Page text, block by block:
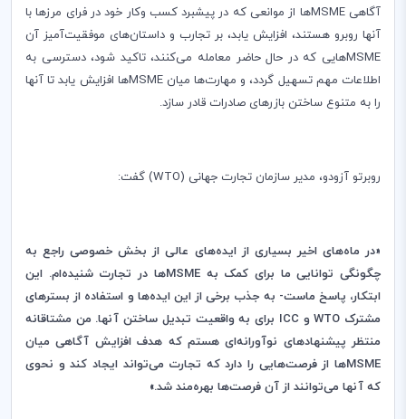
آگاهیMSMEها از موانعی که در پیشبرد کسب وکار خود در فرای مرزها با
آنها روبرو هستند، افزایش یابد، بر تجارب و داستان‌های موفقیت‌آمیز آن
MSMEهایی که در حال حاضر معامله می‌کنند، تاکید شود، دسترسی به
اطلاعات مهم تسهیل گردد، و مهارت‌ها میانMSMEها افزایش یابد تا آنها
را به متنوع ساختن بازرهای صادرات قادر سازد.
روبرتو آزودو، مدیر سازمان تجارت جهانی (WTO) گفت:
«در ماه‌های اخیر بسیاری از ایده‌های عالی از بخش خصوصی راجع به
چگونگی توانایی ما برای کمک بهMSMEها در تجارت شنیده‌ام. این
ابتکار، پاسخ ماست- به جذب برخی از این ایده‌ها و استفاده از بسترهای
مشترک WTOو ICC برای به واقعیت تبدیل ساختن آنها. من مشتاقانه
منتظر پیشنهادهای نوآورانه‌ای هستم که هدف افزایش آگاهی میان
MSMEها از فرصت‌هایی را دارد که تجارت می‌تواند ایجاد کند و نحوی
که آنها می‌توانند از آن فرصت‌ها بهره‌مند شد.»